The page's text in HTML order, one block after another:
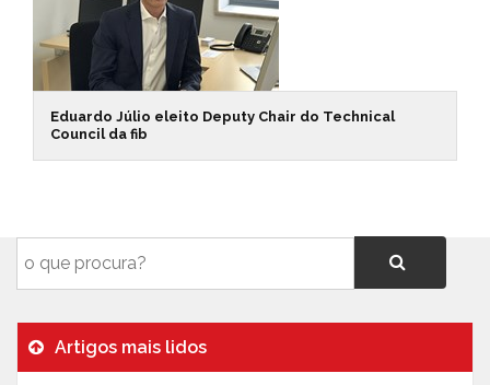
Eduardo Júlio eleito Deputy Chair do Technical
Council da fib
Artigos mais lidos